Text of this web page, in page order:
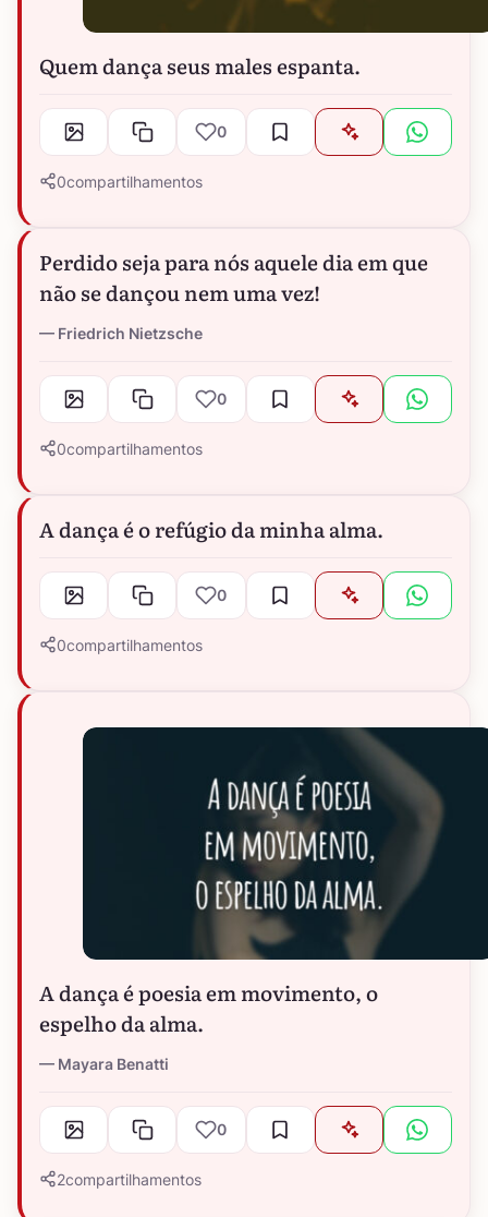
Quem dança seus males espanta.
0
0compartilhamentos
Perdido seja para nós aquele dia em que
não se dançou nem uma vez!
Friedrich Nietzsche
0
0compartilhamentos
A dança é o refúgio da minha alma.
0
0compartilhamentos
A dança é poesia em movimento, o
espelho da alma.
Mayara Benatti
0
2compartilhamentos